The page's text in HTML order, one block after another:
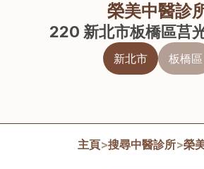
榮美中醫診
220 新北市板橋區莒
新北市 板橋區
主頁>搜尋中醫診所>榮